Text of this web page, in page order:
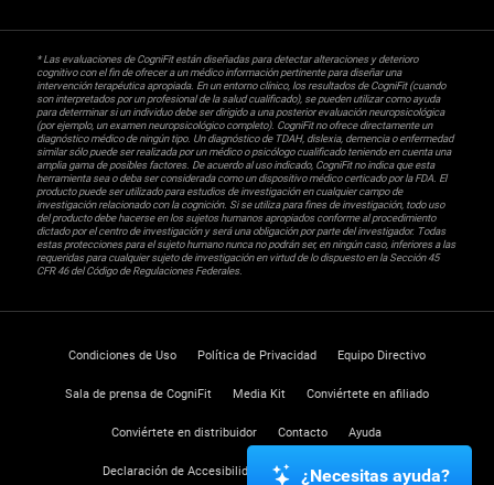
* Las evaluaciones de CogniFit están diseñadas para detectar alteraciones y deterioro
cognitivo con el fin de ofrecer a un médico información pertinente para diseñar una
intervención terapéutica apropiada. En un entorno clínico, los resultados de CogniFit (cuando
son interpretados por un profesional de la salud cualificado), se pueden utilizar como ayuda
para determinar si un individuo debe ser dirigido a una posterior evaluación neuropsicológica
(por ejemplo, un examen neuropsicológico completo). CogniFit no ofrece directamente un
diagnóstico médico de ningún tipo. Un diagnóstico de TDAH, dislexia, demencia o enfermedad
similar sólo puede ser realizada por un médico o psicólogo cualificado teniendo en cuenta una
amplia gama de posibles factores. De acuerdo al uso indicado, CogniFit no indica que esta
herramienta sea o deba ser considerada como un dispositivo médico certicado por la FDA. El
producto puede ser utilizado para estudios de investigación en cualquier campo de
investigación relacionado con la cognición. Si se utiliza para fines de investigación, todo uso
del producto debe hacerse en los sujetos humanos apropiados conforme al procedimiento
dictado por el centro de investigación y será una obligación por parte del investigador. Todas
estas protecciones para el sujeto humano nunca no podrán ser, en ningún caso, inferiores a las
requeridas para cualquier sujeto de investigación en virtud de lo dispuesto en la Sección 45
CFR 46 del Código de Regulaciones Federales.
Condiciones de Uso Política de Privacidad Equipo Directivo
Sala de prensa de CogniFit Media Kit Conviértete en afiliado
Conviértete en distribuidor Contacto Ayuda
Declaración de Accesibilidad Centro de Confianza
¿Necesitas ayuda?